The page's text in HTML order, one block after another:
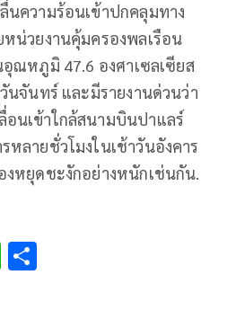
ความร้อนเข้าปกคลุมทาง
น่วยงานคุ้มครองพลเรือน
อุณหภูมิ 47.6 องศาเซลเซียส
นจันทร์ และมีรายงานด่วนว่า
อนเข้าใกล้สนามบินปาแลร์
ลายชั่วโมงในเช้าวันอังคาร
งหยุดชะงักอย่างหนักเช่นกัน.
Li